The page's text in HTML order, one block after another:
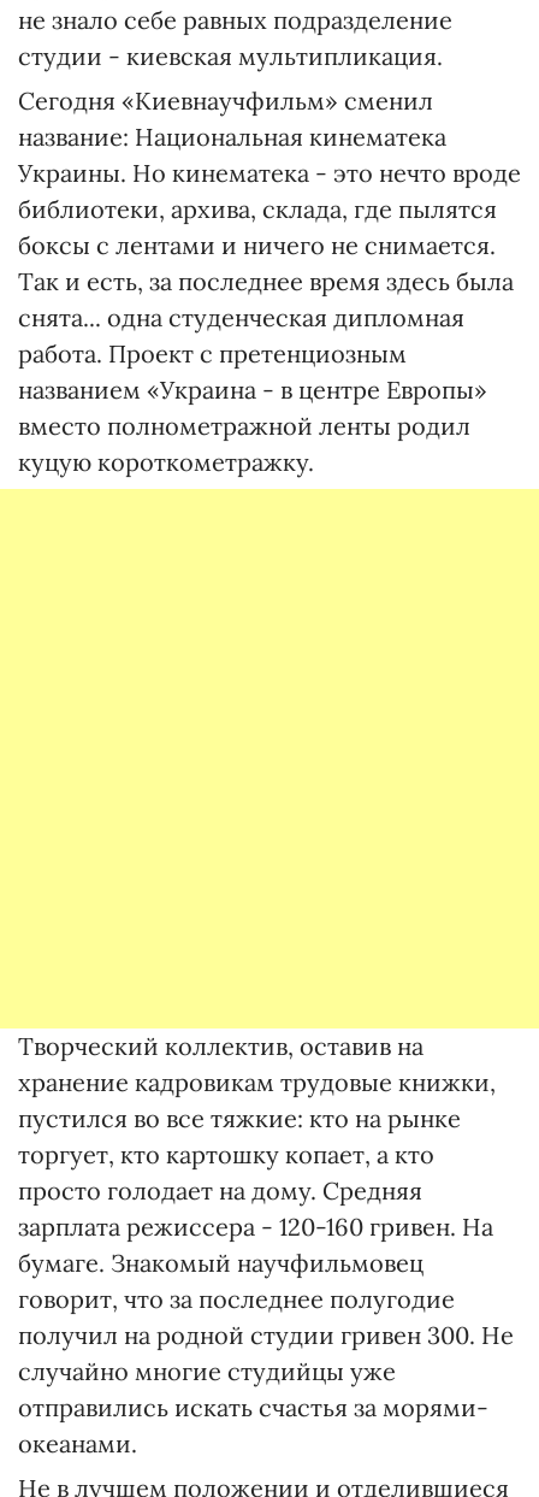
не знало себе равных подразделение
студии - киевская мультипликация.
Сегодня «Киевнаучфильм» сменил
название: Национальная кинематека
Украины. Но кинематека - это нечто вроде
библиотеки, архива, склада, где пылятся
боксы с лентами и ничего не снимается.
Так и есть, за последнее время здесь была
снята... одна студенческая дипломная
работа. Проект с претенциозным
названием «Украина - в центре Европы»
вместо полнометражной ленты родил
куцую короткометражку.
Творческий коллектив, оставив на
хранение кадровикам трудовые книжки,
пустился во все тяжкие: кто на рынке
торгует, кто картошку копает, а кто
просто голодает на дому. Средняя
зарплата режиссера - 120-160 гривен. На
бумаге. Знакомый научфильмовец
говорит, что за последнее полугодие
получил на родной студии гривен 300. Не
случайно многие студийцы уже
отправились искать счастья за морями-
океанами.
Не в лучшем положении и отделившиеся